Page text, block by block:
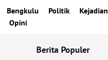
Bengkulu Politik Kejadian
Opini
Berita Populer